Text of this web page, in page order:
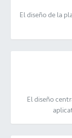
El diseño de la
El diseño